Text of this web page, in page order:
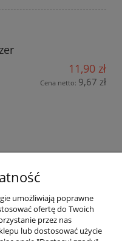
11,90 zł
Cena netto: 9,67 zł
umożliwiają poprawne
ofertę do Twoich
przez nas
lub dostosować użycie